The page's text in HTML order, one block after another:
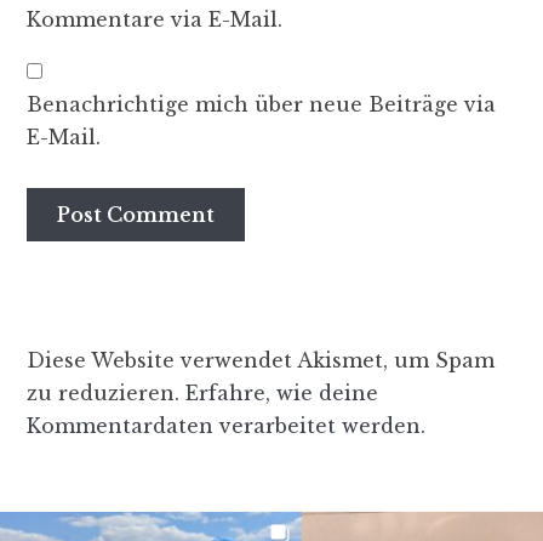
Kommentare via E-Mail.
Benachrichtige mich über neue Beiträge via
E-Mail.
Diese Website verwendet Akismet, um Spam
zu reduzieren. Erfahre, wie deine
Kommentardaten verarbeitet werden.